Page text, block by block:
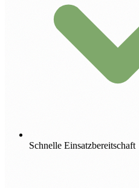
Schnelle Einsatzbereitschaft